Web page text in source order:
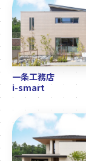
一条工務店
i-smart